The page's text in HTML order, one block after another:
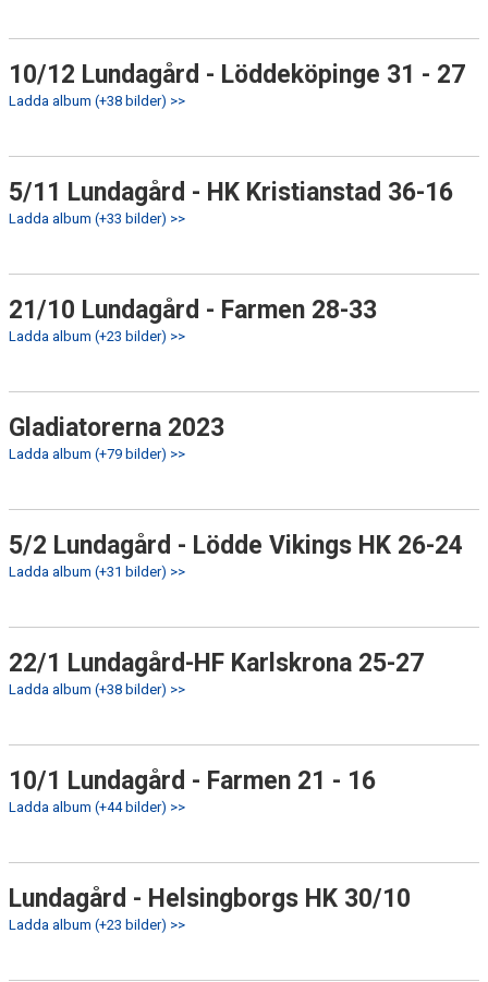
10/12 Lundagård - Löddeköpinge 31 - 27
Ladda album (+38 bilder) >>
5/11 Lundagård - HK Kristianstad 36-16
Ladda album (+33 bilder) >>
21/10 Lundagård - Farmen 28-33
Ladda album (+23 bilder) >>
Gladiatorerna 2023
Ladda album (+79 bilder) >>
5/2 Lundagård - Lödde Vikings HK 26-24
Ladda album (+31 bilder) >>
22/1 Lundagård-HF Karlskrona 25-27
Ladda album (+38 bilder) >>
10/1 Lundagård - Farmen 21 - 16
Ladda album (+44 bilder) >>
Lundagård - Helsingborgs HK 30/10
Ladda album (+23 bilder) >>